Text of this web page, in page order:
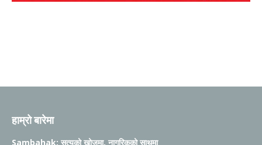
हाम्रो बारेमा
Sambahak: सत्यको खोजमा, नागरिकको साथमा